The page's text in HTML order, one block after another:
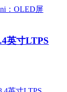
英寸LTPS